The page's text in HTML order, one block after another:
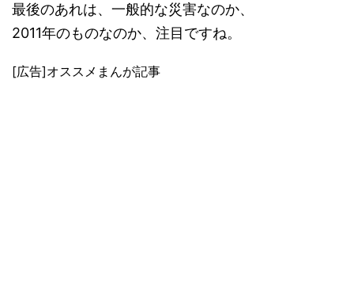
最後のあれは、一般的な災害なのか、
2011年のものなのか、注目ですね。
[広告]オススメまんが記事